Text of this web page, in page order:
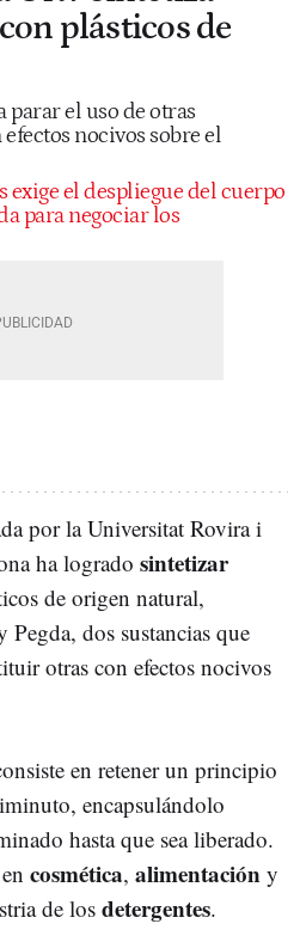
plásticos de
parar el uso de otras
nocivos sobre el
exige el despliegue del cuerpo
para negociar los
por la Universitat Rovira i
ha logrado sintetizar
de origen natural,
dos sustancias que
otras con efectos nocivos
en retener un principio
encapsulándolo
hasta que sea liberado.
cosmética, alimentación y
de los detergentes.